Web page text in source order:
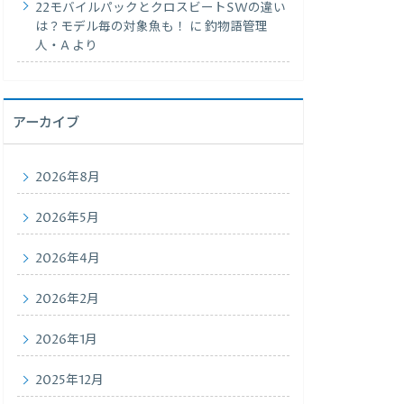
22モバイルパックとクロスビートSWの違い
は？モデル毎の対象魚も！
に釣物語管理
人・A より
アーカイブ
2026年8月
2026年5月
2026年4月
2026年2月
2026年1月
2025年12月